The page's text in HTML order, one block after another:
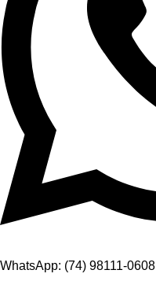
WhatsApp: (74) 98111-0608